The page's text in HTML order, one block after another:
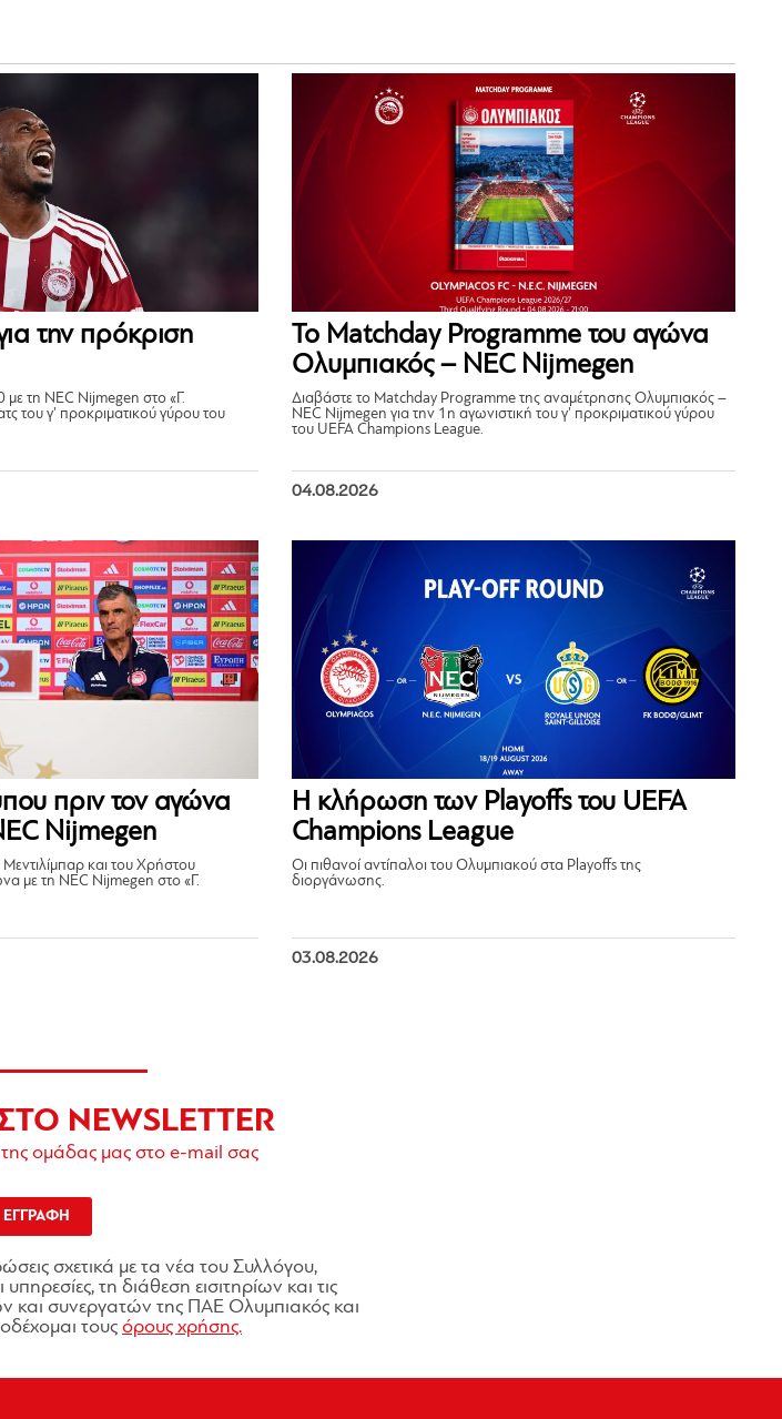
την πρόκριση
τη NEC Nijmegen στο «Γ.
του γ’ προκριματικού γύρου του
Το Matchday Programme του αγώνα
Ολυμπιακός – NEC Nijmegen
Διαβάστε το Matchday Programme της αναμέτρησης Ολυμπιακός –
NEC Nijmegen για την 1η αγωνιστική του γ’ προκριματικού γύρου
του UEFA Champions League.
04.08.2026
πριν τον αγώνα
Nijmegen
και του Χρήστου
με τη NEC Nijmegen στο «Γ.
Η κλήρωση των Playoffs του UEFA
Champions League
Οι πιθανοί αντίπαλοι του Ολυμπιακού στα Playoffs της
διοργάνωσης.
03.08.2026
NEWSLETTER
ομάδας μας στο e-mail σας
ΕΓΓΡΑΦΗ
σχετικά με τα νέα του Συλλόγου,
τη διάθεση εισιτηρίων και τις
συνεργατών της ΠΑΕ Ολυμπιακός και
τους όρους χρήσης.